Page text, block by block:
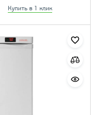
Купить в 1 клик